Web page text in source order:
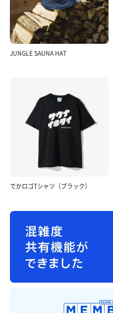
JUNGLE SAUNA HAT
でかロゴTシャツ（ブラック）